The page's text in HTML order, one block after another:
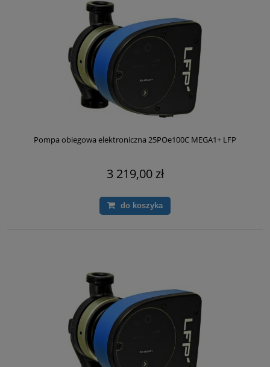
Pompa obiegowa elektroniczna 25POe100C MEGA1+ LFP
3 219,00 zł
do koszyka